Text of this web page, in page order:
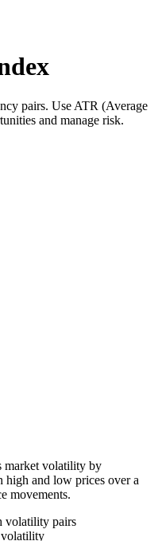
pairs. Use ATR (Average
and manage risk.
market volatility by
high and low prices over a
movements.
volatility pairs
volatility